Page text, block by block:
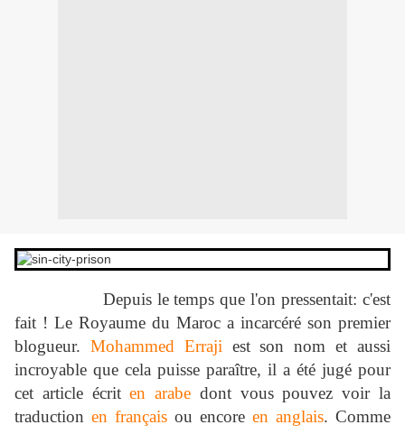
Depuis le temps que l'on pressentait: c'est
fait ! Le Royaume du Maroc a incarcéré son premier
blogueur. Mohammed Erraji est son nom et aussi
incroyable que cela puisse paraître, il a été jugé pour
cet article écriten arabe dont vous pouvez voir la
traduction en français ou encore en anglais. Comme